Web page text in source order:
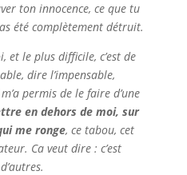
ton innocence, ce que tu
été complètement détruit.
le plus difficile, c’est de
dire l’impensable,
permis de le faire d’une
en dehors de moi, sur
me ronge, ce tabou, cet
Ca veut dire : c’est